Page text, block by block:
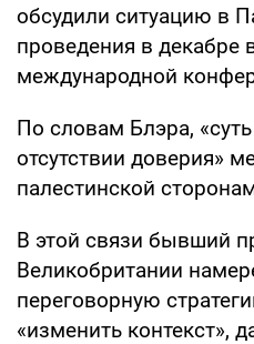
обсудили ситуацию в
проведения в декабре
международной
По словам Блэра,
отсутствии доверия»
палестинской
В этой связи бывший
Великобритании
переговорную
«изменить контекст»,